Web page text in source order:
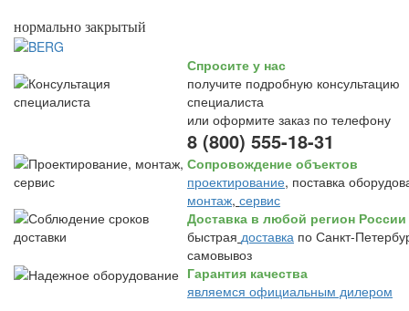
нормально закрытый
Спросите у нас
получите подробную консультацию
специалиста
или оформите заказ по телефону
8 (800) 555-18-31
Сопровождение объектов
проектирование, поставка
монтаж, сервис
Доставка в любой регион России
быстрая доставка по Санкт-
самовывоз
Гарантия качества
являемся официальным дилером